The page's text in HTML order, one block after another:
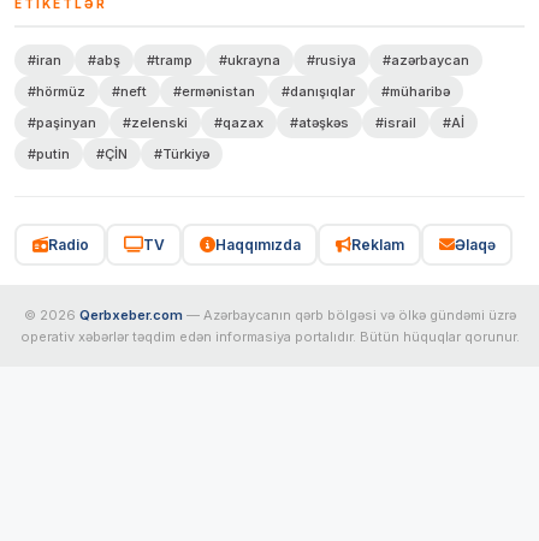
ETIKETLƏR
#iran #abş #tramp #ukrayna #rusiya
#azərbaycan
#hörmüz
#neft #ermənistan #danışıqlar
#müharibə
#paşinyan
#zelenski #qazax #atəşkəs #israil
#Aİ
#putin
#ÇİN #Türkiyə
Radio TV Haqqımızda Reklam Əlaqə
© 2026 Qerbxeber.com — Azərbaycanın qərb bölgəsi və ölkə gündəmi üzrə
operativ xəbərlər təqdim edən informasiya portalıdır. Bütün hüquqlar qorunur.